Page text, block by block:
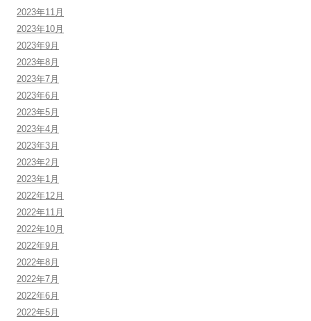
2023年11月
2023年10月
2023年9月
2023年8月
2023年7月
2023年6月
2023年5月
2023年4月
2023年3月
2023年2月
2023年1月
2022年12月
2022年11月
2022年10月
2022年9月
2022年8月
2022年7月
2022年6月
2022年5月